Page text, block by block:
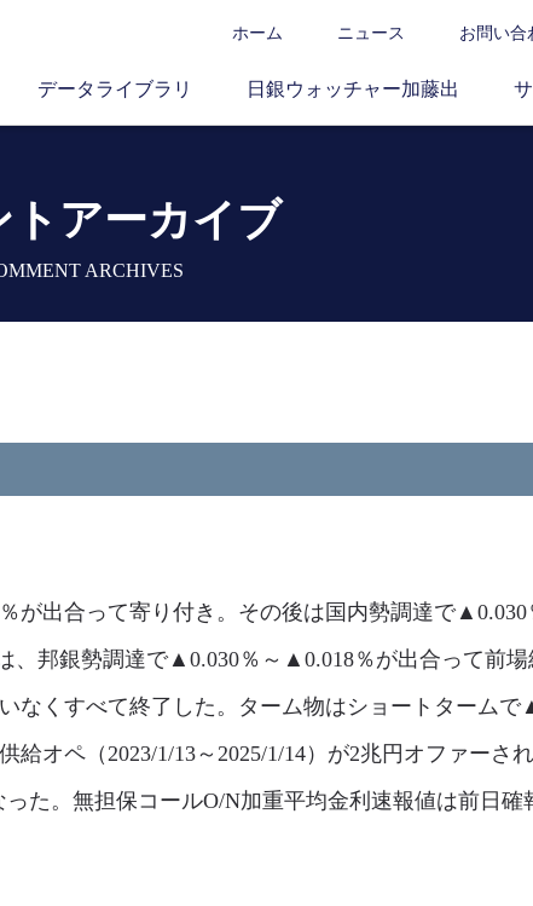
ホーム ニュース お問い合
データライブラリ 日銀ウォッチャー加藤出
トアーカイブ
ARCHIVES
出合って寄り付き。その後は国内勢調達で▲0.030
、邦銀勢調達で▲0.030％～▲0.018％が出合って前場
なくすべて終了した。ターム物はショートタームで
オペ（2023/1/13～2025/1/14）が2兆円オファーさ
た。無担保コールO/N加重平均金利速報値は前日確